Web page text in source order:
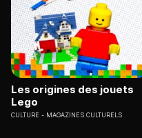
Les origines des jouets
Lego
CULTURE MAGAZINES CULTURELS